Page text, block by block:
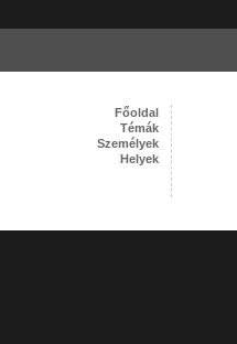
Főoldal
Témák
Személyek
Helyek